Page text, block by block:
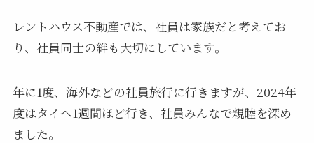
レントハウス不動産では、社員は家族だと考えてお
り、社員同士の絆も大切にしています。
年に1度、海外などの社員旅行に行きますが、2024年
度はタイへ1週間ほど行き、社員みんなで親睦を深め
ました。